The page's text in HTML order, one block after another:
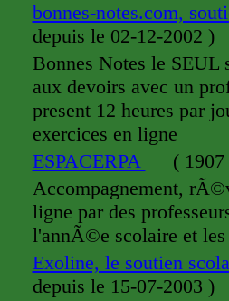
bonnes-notes.com,
depuis le 02-12-2002 )
Bonnes Notes le SEUL
aux devoirs avec un
present 12 heures par
exercices en ligne
ESPACERPA
(1907
Accompagnement,
ligne par des
l'annÃ©e scolaire et
Exoline, le soutien
depuis le 15-07-2003 )